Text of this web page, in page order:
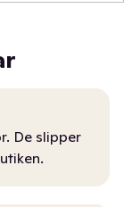
De slipper